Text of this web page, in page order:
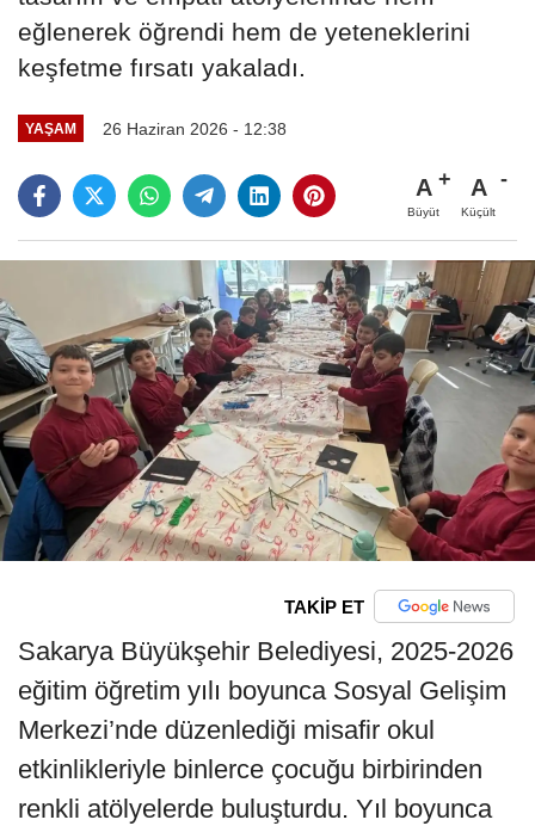
eğlenerek öğrendi hem de yeteneklerini
keşfetme fırsatı yakaladı.
YAŞAM 26 Haziran 2026 - 12:38
A
Büyüt
A
Küçült
TAKİP ET
Sakarya Büyükşehir Belediyesi, 2025-2026
eğitim öğretim yılı boyunca Sosyal Gelişim
Merkezi’nde düzenlediği misafir okul
etkinlikleriyle binlerce çocuğu birbirinden
renkli atölyelerde buluşturdu. Yıl boyunca